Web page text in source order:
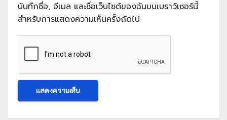
บันทึกชื่อ, อีเมล และชื่อเว็บไซต์ของฉันบนเบราว์เซอร์นี้
สำหรับการแสดงความเห็นครั้งถัดไป